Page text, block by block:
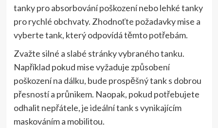
tanky pro absorbování poškození nebo lehké tanky
pro rychlé obchvaty. Zhodnoťte požadavky mise a
vyberte tank, který odpovídá těmto potřebám.
Zvažte silné a slabé stránky vybraného tanku.
Například pokud mise vyžaduje způsobení
poškození na dálku, bude prospěšný tank s dobrou
přesností a průnikem. Naopak, pokud potřebujete
odhalit nepřátele, je ideální tank s vynikajícím
maskováním a mobilitou.